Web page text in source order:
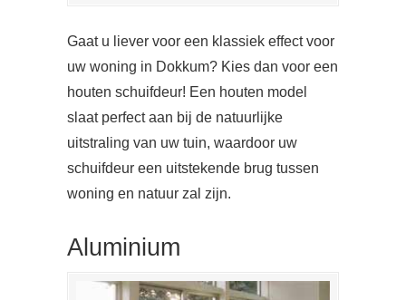
Gaat u liever voor een klassiek effect voor
uw woning in Dokkum? Kies dan voor een
houten schuifdeur! Een houten model
slaat perfect aan bij de natuurlijke
uitstraling van uw tuin, waardoor uw
schuifdeur een uitstekende brug tussen
woning en natuur zal zijn.
Aluminium